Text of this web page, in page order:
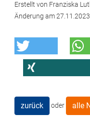
Erstellt von Franziska
Änderung am
zurück oder alle